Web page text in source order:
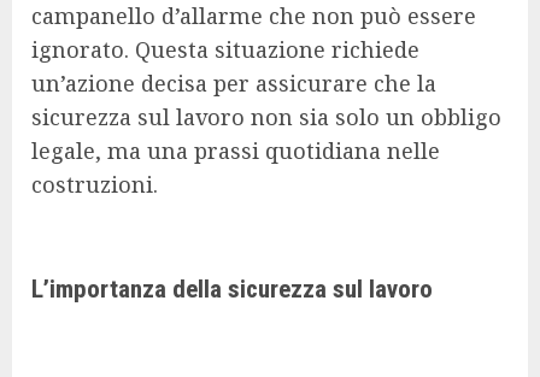
campanello d’allarme che non può essere
ignorato. Questa situazione richiede
un’azione decisa per assicurare che la
sicurezza sul lavoro non sia solo un obbligo
legale, ma una prassi quotidiana nelle
costruzioni.
L’importanza della sicurezza sul lavoro